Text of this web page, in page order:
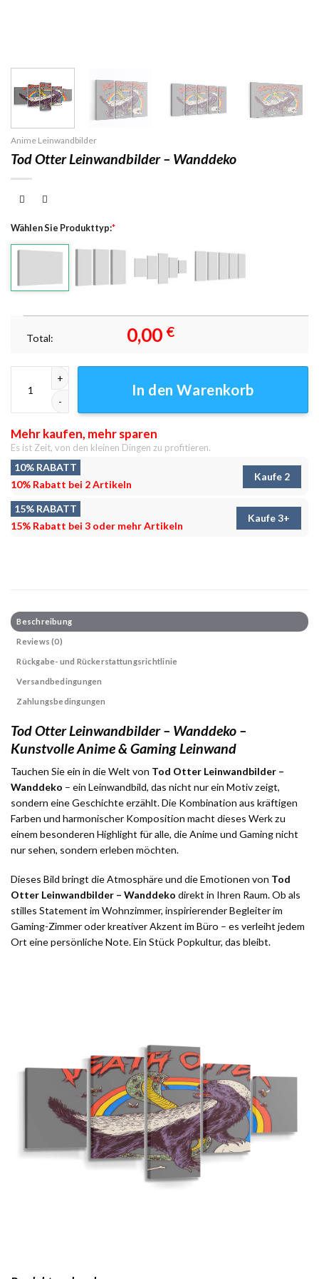
Anime Leinwandbilder
Tod Otter Leinwandbilder – Wanddeko
Wählen Sie Produkttyp:*
Total: 0,00 €
In den Warenkorb
Mehr kaufen, mehr sparen
Es ist Zeit, von den kleinen Dingen zu profitieren.
10% RABATT
10% Rabatt bei 2 Artikeln
Kaufe 2
15% RABATT
15% Rabatt bei 3 oder mehr Artikeln
Kaufe 3+
Beschreibung
Reviews (0)
Rückgabe- und Rückerstattungsrichtlinie
Versandbedingungen
Zahlungsbedingungen
Tod Otter Leinwandbilder – Wanddeko –
Kunstvolle Anime & Gaming Leinwand
Tauchen Sie ein in die Welt von Tod Otter Leinwandbilder –
Wanddeko – ein Leinwandbild, das nicht nur ein Motiv zeigt,
sondern eine Geschichte erzählt. Die Kombination aus kräftigen
Farben und harmonischer Komposition macht dieses Werk zu
einem besonderen Highlight für alle, die Anime und Gaming nicht
nur sehen, sondern erleben möchten.
Dieses Bild bringt die Atmosphäre und die Emotionen von Tod
Otter Leinwandbilder – Wanddeko direkt in Ihren Raum. Ob als
stilles Statement im Wohnzimmer, inspirierender Begleiter im
Gaming-Zimmer oder kreativer Akzent im Büro – es verleiht jedem
Ort eine persönliche Note. Ein Stück Popkultur, das bleibt.